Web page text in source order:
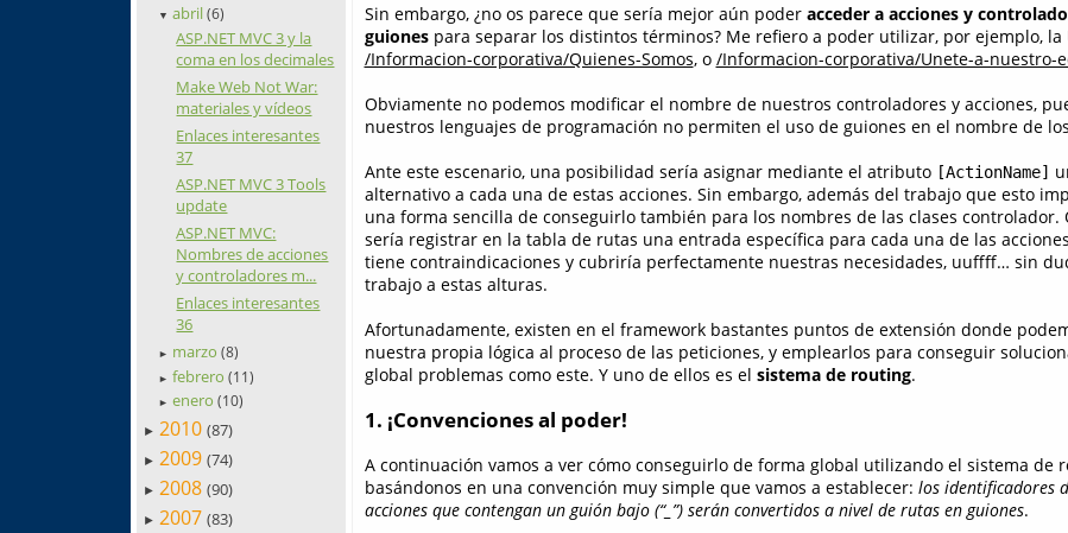
▼ abril(6)
ASP.NET MVC 3 y la
coma en los decimales
Make Web Not War:
materiales y vídeos
Enlaces interesantes
37
ASP.NET MVC 3 Tools
update
ASP.NET MVC:
Nombres de acciones
y controladores m...
Enlaces interesantes
36
► marzo(8)
► febrero(11)
► enero(10)
► 2010 (87)
► 2009 (74)
► 2008 (90)
► 2007 (83)
Sin embargo, ¿no os parece que sería mejor aún poder acceder a acciones y
guionespara separar los distintos términos? Me refiero a poder utilizar, por ejemplo, la
/Informacion-corporativa/Quienes-Somos, o /Informacion-corporativa/Unete-a-nuestro-
Obviamente no podemos modificar el nombre de nuestros controladores y acciones,
nuestros lenguajes de programación no permiten el uso de guiones en el nombre de
Ante este escenario, una posibilidad sería asignar mediante el atributo [ActionName]
alternativo a cada una de estas acciones. Sin embargo, además del trabajo que esto
una forma sencilla de conseguirlo también para los nombres de las clases controlador.
sería registrar en la tabla de rutas una entrada específica para cada una de las
tiene contraindicaciones y cubriría perfectamente nuestras necesidades, uuffff… sin
trabajo a estas alturas.
Afortunadamente, existen en el framework bastantes puntos de extensión donde
nuestra propia lógica al proceso de las peticiones, y emplearlos para conseguir
global problemas como este. Y uno de ellos es el sistema de routing.
1. ¡Convenciones al poder!
A continuación vamos a ver cómo conseguirlo de forma global utilizando el sistema de
basándonos en una convención muy simple que vamos a establecer: los identificadores
acciones que contengan un guión bajo (“_”) serán convertidos a nivel de rutas en guiones.